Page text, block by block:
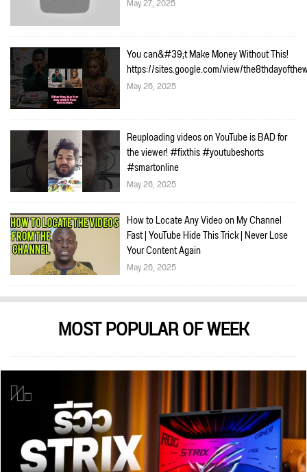
You can&#39;t Make Money Without This!
https://sites.google.com/view/
May 26, 2025
Reuploading videos on YouTube is BAD for
the viewer! #fixthis #youtubeshorts
#smartonline
May 26, 2025
How to Locate Any Video on My Channel
Fast | YouTube Hide This Trick | Never Lose
Your Content Again
May 26, 2025
MOST POPULAR OF WEEK